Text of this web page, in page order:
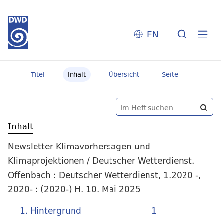
EN
Titel Inhalt Übersicht Seite
Inhalt
Newsletter Klimavorhersagen und
Klimaprojektionen / Deutscher Wetterdienst.
Offenbach : Deutscher Wetterdienst, 1.2020 -,
2020- : (2020-) H. 10. Mai 2025
1
1. Hintergrund